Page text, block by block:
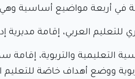
في أربعة مواضيع أساسية
للتعليم العربي، إقامة مديرية
التعليمية والتربوية، إقامة
ووضع أهداف خاصَة